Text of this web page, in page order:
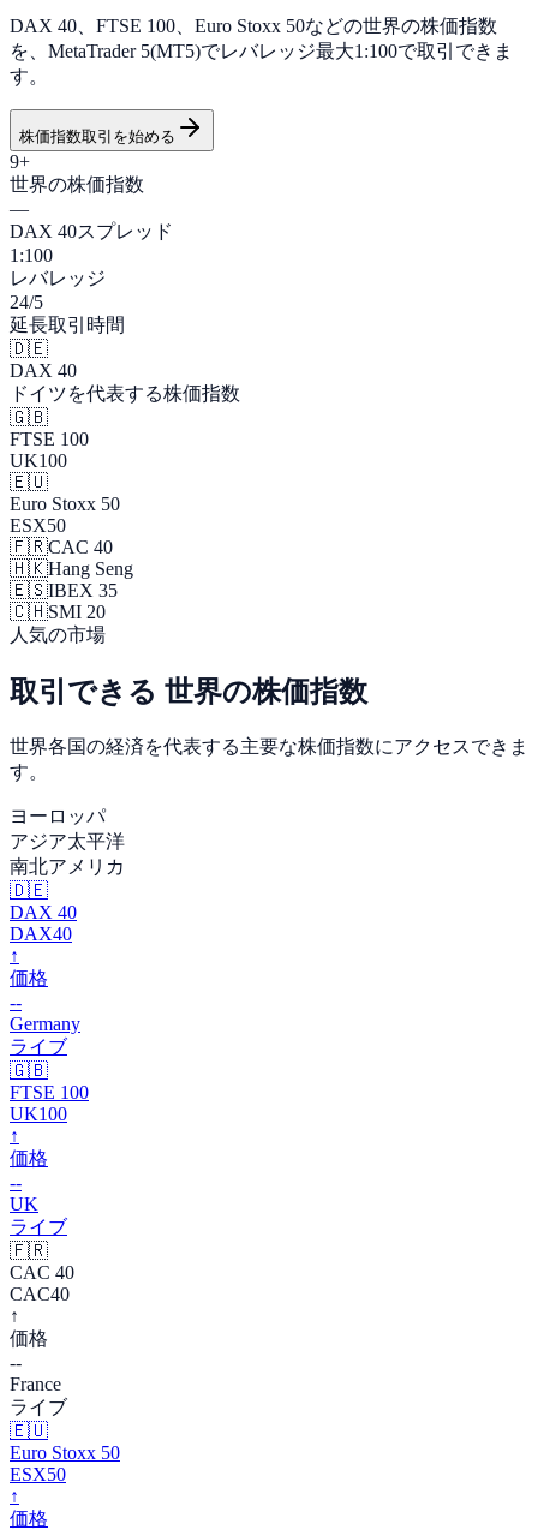
DAX 40 FTSE 100 Euro Stoxx 50などの世界の株価指数
を、MetaTrader 5(MT5)でレバレッジ最大1:100で取引できま
す。
株価指数取引を始める
9+
世界の株価指数
—
DAX 40スプレッド
1:100
レバレッジ
24/5
延長取引時間
🇩🇪
DAX 40
ドイツを代表する株価指数
🇬🇧
FTSE 100
UK100
🇪🇺
Euro Stoxx 50
ESX50
🇫🇷CAC 40
🇭🇰Hang Seng
🇪🇸IBEX 35
🇨🇭SMI 20
人気の市場
取引できる 世界の株価指数
世界各国の経済を代表する主要な株価指数にアクセスできま
す。
ヨーロッパ
アジア太平洋
南北アメリカ
🇩🇪
DAX 40
DAX40
↑
価格
--
Germany
ライブ
🇬🇧
FTSE 100
UK100
↑
価格
--
UK
ライブ
🇫🇷
CAC 40
CAC40
↑
価格
--
France
ライブ
🇪🇺
Euro Stoxx 50
ESX50
↑
価格